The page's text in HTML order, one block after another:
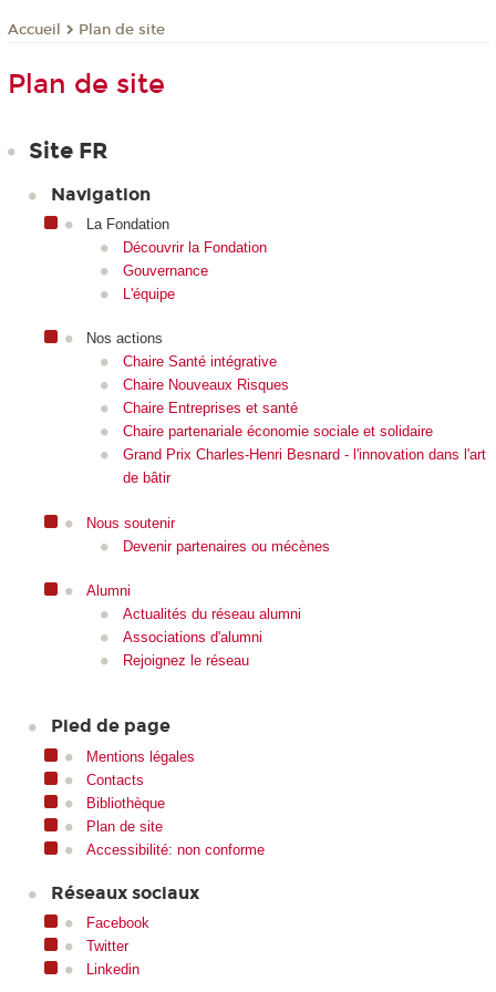
Accueil Plan de site
Plan de site
Site FR
Navigation
La Fondation
Découvrir la Fondation
Gouvernance
L'équipe
Nos actions
Chaire Santé intégrative
Chaire Nouveaux Risques
Chaire Entreprises et santé
Chaire partenariale économie sociale et solidaire
Grand Prix Charles-Henri Besnard - l'innovation dans l'art
de bâtir
Nous soutenir
Devenir partenaires ou mécènes
Alumni
Actualités du réseau alumni
Associations d'alumni
Rejoignez le réseau
Pied de page
Mentions légales
Contacts
Bibliothèque
Plan de site
Accessibilité: non conforme
Réseaux sociaux
Facebook
Twitter
Linkedin